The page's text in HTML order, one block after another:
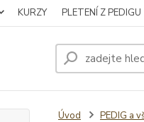
KURZY PLETENÍ Z PEDIGU
Úvod PEDIG a